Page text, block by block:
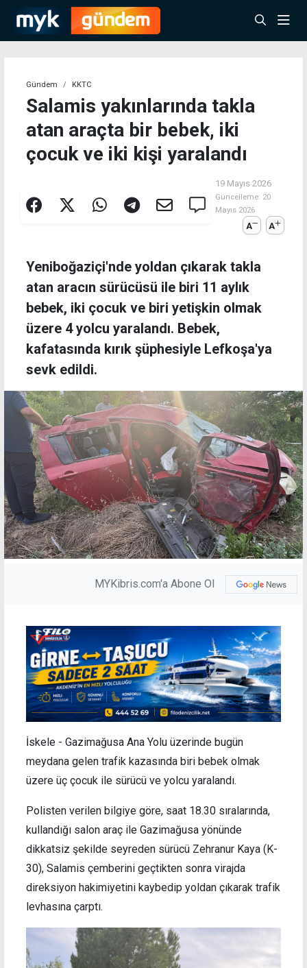
Gündem KKTC
Salamis yakınlarında takla
atan araçta bir bebek, iki
çocuk ve iki kişi yaralandı
19 Mayıs 2026
Güncelleme: 20
Mayıs 2026
A A
Yeniboğaziçi'nde yoldan çıkarak takla
atan aracın sürücüsü ile biri 11 aylık
bebek, iki çocuk ve biri yetişkin olmak
üzere 4 yolcu yaralandı. Bebek,
kafatasında kırık şüphesiyle Lefkoşa'ya
sevk edildi.
MYKibris.com'a Abone Ol
İskele - Gazimağusa Ana Yolu üzerinde bugün
meydana gelen trafik kazasında biri bebek olmak
üzere üç çocuk ile sürücü ve yolcu yaralandı.
Polisten verilen bilgiye göre, saat 18.30 sıralarında,
kullandığı salon araç ile Gazimağusa yönünde
dikkatsiz şekilde seyreden sürücü Zehranur Kaya (K-
30), Salamis çemberini geçtikten sonra virajda
direksiyon hakimiyetini kaybedip yoldan çıkarak trafik
levhasına çarptı.